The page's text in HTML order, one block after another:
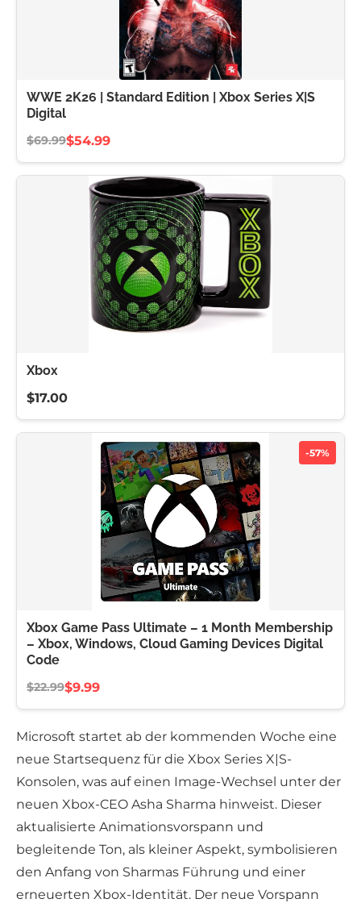
WWE 2K26 | Standard Edition | Xbox Series X|S
Digital
$69.99$54.99
Xbox
$17.00
-57%
Xbox Game Pass Ultimate – 1 Month Membership
– Xbox, Windows, Cloud Gaming Devices Digital
Code
$22.99$9.99
Microsoft startet ab der kommenden Woche eine
neue Startsequenz für die Xbox Series X|S-
Konsolen, was auf einen Image-Wechsel unter der
neuen Xbox-CEO Asha Sharma hinweist. Dieser
aktualisierte Animationsvorspann und
begleitende Ton, als kleiner Aspekt, symbolisieren
den Anfang von Sharmas Führung und einer
erneuerten Xbox-Identität. Der neue Vorspann